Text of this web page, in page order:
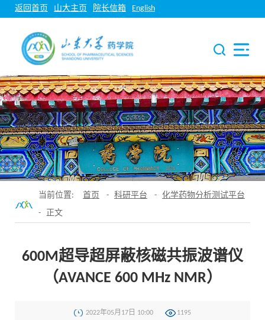
返回首页 山大主页 院长信箱 English
当前位置: 首页 - 科研平台 - 化学药物分析测试平台
- 正文
600M超导超屏蔽核磁共振波谱仪
（AVANCE 600 MHz NMR）
2022年05月17日 10:00 1195